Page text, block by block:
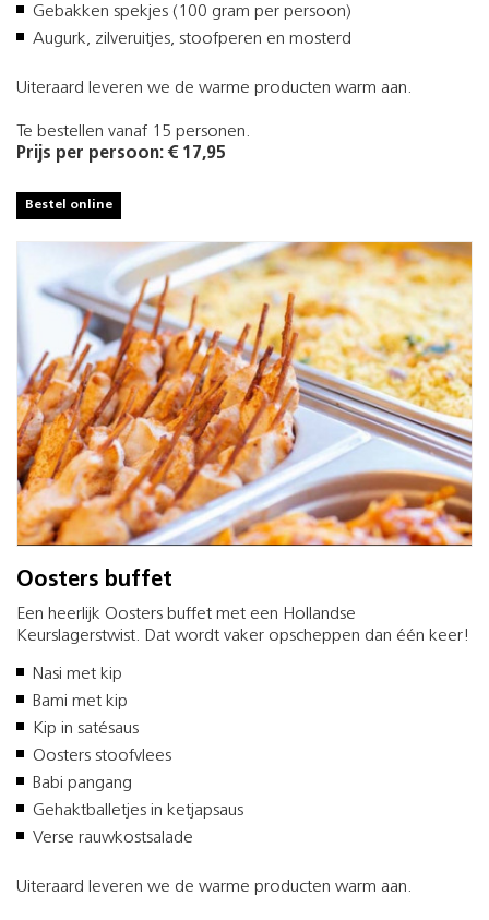
Gebakken spekjes (100 gram per persoon)
Augurk, zilveruitjes, stoofperen en mosterd
Uiteraard leveren we de warme producten warm aan.
Te bestellen vanaf 15 personen.
Prijs per persoon: € 17,95
Bestel online
Oosters buffet
Een heerlijk Oosters buffet met een Hollandse
Keurslagerstwist. Dat wordt vaker opscheppen dan één keer!
Nasi met kip
Bami met kip
Kip in satésaus
Oosters stoofvlees
Babi pangang
Gehaktballetjes in ketjapsaus
Verse rauwkostsalade
Uiteraard leveren we de warme producten warm aan.